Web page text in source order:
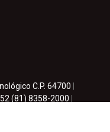
C.P. 64700
(81) 8358-2000